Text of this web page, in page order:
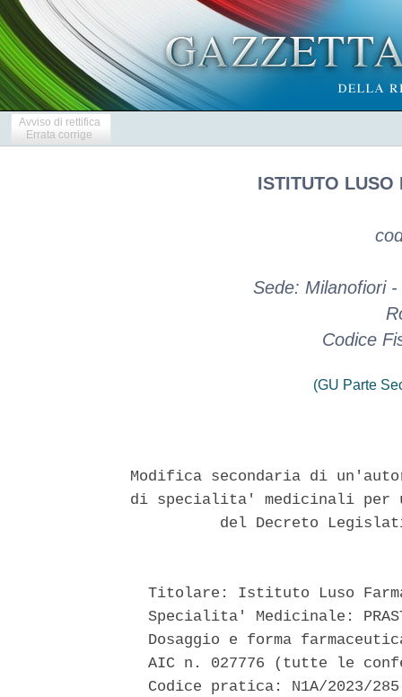
Avviso di rettifica
Errata corrige
ISTITUTO LUSO
Sede: Milanofiori
Codice
(GU Parte
Modifica secondaria di
di specialita' medicinali per
del Decreto
Titolare: Istituto Luso
Specialita' Medicinale:
Dosaggio e forma
AIC n. 027776 (tutte le
Codice pratica: N1A/2023/